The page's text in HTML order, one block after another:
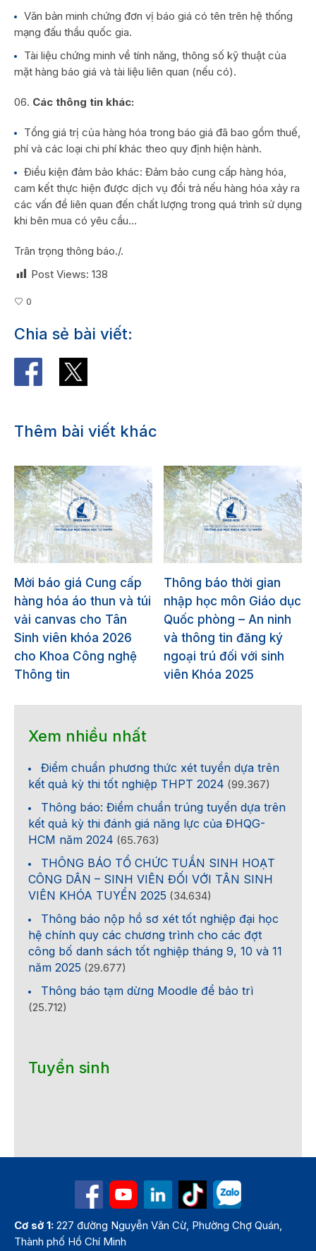
Văn bản minh chứng đơn vị báo giá có tên trên hệ thống
mạng đấu thầu quốc gia.
Tài liệu chứng minh về tính năng, thông số kỹ thuật của
mặt hàng báo giá và tài liệu liên quan (nếu có).
Các thông tin khác:
Tổng giá trị của hàng hóa trong báo giá đã bao gồm thuế,
phí và các loại chi phí khác theo quy định hiện hành.
Điều kiện đảm bảo khác: Đảm bảo cung cấp hàng hóa,
cam kết thực hiện được dịch vụ đổi trả nếu hàng hóa xảy ra
các vấn đề liên quan đến chất lượng trong quá trình sử dụng
khi bên mua có yêu cầu…
Trân trọng thông báo./.
Post Views: 138
0
Chia sẻ bài viết:
Thêm bài viết khác
Mời báo giá Cung cấp
hàng hóa áo thun và túi
vải canvas cho Tân
Sinh viên khóa 2026
cho Khoa Công nghệ
Thông tin
Thông báo thời gian
nhập học môn Giáo dục
Quốc phòng – An ninh
và thông tin đăng ký
ngoại trú đối với sinh
viên Khóa 2025
Xem nhiều nhất
Điểm chuẩn phương thức xét tuyển dựa trên
kết quả kỳ thi tốt nghiệp THPT 2024 (99.367)
Thông báo: Điểm chuẩn trúng tuyển dựa trên
kết quả kỳ thi đánh giá năng lực của ĐHQG-
HCM năm 2024 (65.763)
THÔNG BÁO TỔ CHỨC TUẦN SINH HOẠT
CÔNG DÂN – SINH VIÊN ĐỐI VỚI TÂN SINH
VIÊN KHÓA TUYỂN 2025 (34.634)
Thông báo nộp hồ sơ xét tốt nghiệp đại học
hệ chính quy các chương trình cho các đợt
công bố danh sách tốt nghiệp tháng 9, 10 và 11
năm 2025 (29.677)
Thông báo tạm dừng Moodle để bảo trì
(25.712)
Tuyển sinh
Cơ sở 1: 227 đường Nguyễn Văn Cừ, Phường Chợ Quán,
Thành phố Hồ Chí Minh